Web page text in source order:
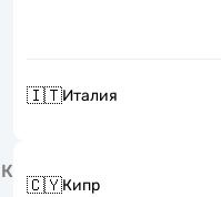
🇮🇹Италия
К
🇨🇾Кипр